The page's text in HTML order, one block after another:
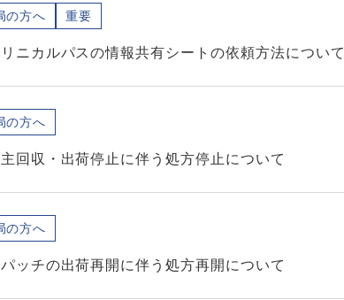
の方へ 重要
ニカルパスの情報共有シートの依頼方法について
の方へ
回収・出荷停止に伴う処方停止について
の方へ
ッチの出荷再開に伴う処方再開について